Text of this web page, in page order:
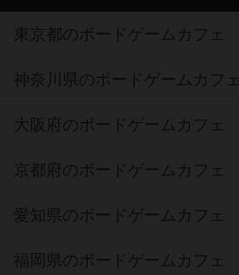
東京都のボードゲームカフェ
神奈川県のボードゲームカフェ
大阪府のボードゲームカフェ
京都府のボードゲームカフェ
愛知県のボードゲームカフェ
福岡県のボードゲームカフェ